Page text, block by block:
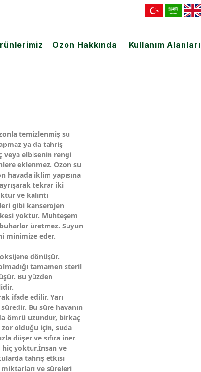
temizlenmiş su
ya da tahriş
veya elbisenin rengi
eklenmez. Ozon su
havada iklim yapısına
tekrar iki
ve kalıntı
gibi kanserojen
yoktur. Muhteşem
üretmez. Suyun
minimize eder.
dönüşür.
tamamen steril
Bu yüzden
ifade edilir. Yarı
Bu süre havanın
ömrü uzundur, birkaç
olduğu için, suda
düşer ve sıfıra iner.
hiç yoktur.İnsan ve
tahriş etkisi
ve süreleri
Ozon Hakkında Kullanım Alanları